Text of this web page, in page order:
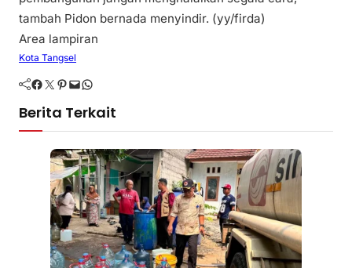
tambah Pidon bernada menyindir. (yy/firda)
Area lampiran
Kota Tangsel
Facebook Twitter Pinterest Mail WhatsApp
Berita Terkait